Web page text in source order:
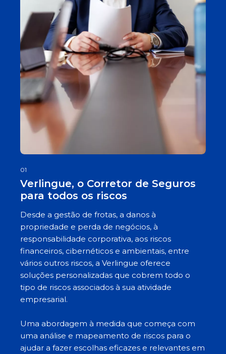
01
Verlingue, o Corretor de Seguros
para todos os riscos
Desde a gestão de frotas, a danos à
propriedade e perda de negócios, à
responsabilidade corporativa, aos riscos
financeiros, cibernéticos e ambientais, entre
vários outros riscos, a Verlingue oferece
soluções personalizadas que cobrem todo o
tipo de riscos associados à sua atividade
empresarial.
Uma abordagem à medida que começa com
uma análise e mapeamento de riscos para o
ajudar a fazer escolhas eficazes e relevantes em